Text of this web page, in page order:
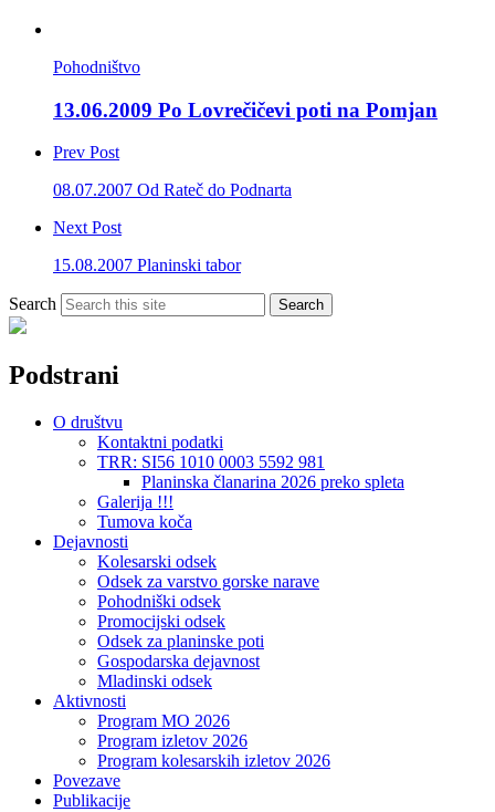
Pohodništvo
13.06.2009 Po Lovrečičevi poti na Pomjan
Prev Post
08.07.2007 Od Rateč do Podnarta
Next Post
15.08.2007 Planinski tabor
Search Search
Podstrani
O društvu
Kontaktni podatki
TRR: SI56 1010 0003 5592 981
Planinska članarina 2026 preko spleta
Galerija !!!
Tumova koča
Dejavnosti
Kolesarski odsek
Odsek za varstvo gorske narave
Pohodniški odsek
Promocijski odsek
Odsek za planinske poti
Gospodarska dejavnost
Mladinski odsek
Aktivnosti
Program MO 2026
Program izletov 2026
Program kolesarskih izletov 2026
Povezave
Publikacije